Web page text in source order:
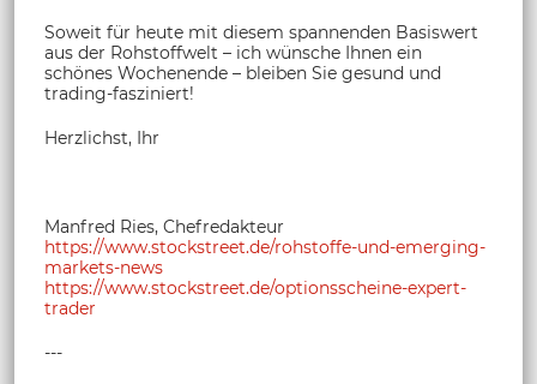
Soweit für heute mit diesem spannenden Basiswert
aus der Rohstoffwelt – ich wünsche Ihnen ein
schönes Wochenende – bleiben Sie gesund und
trading-fasziniert!
Herzlichst, Ihr
Manfred Ries, Chefredakteur
https://www.stockstreet.de/rohstoffe-und-emerging-
markets-news
https://www.stockstreet.de/optionsscheine-expert-
trader
---